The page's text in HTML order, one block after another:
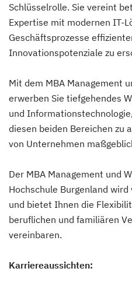
Schlüsselrolle. Sie vereint
Expertise mit modernen IT-
Geschäftsprozesse
Innovationspotenziale zu
Mit dem MBA Management
erwerben Sie tiefgehendes
und
diesen beiden Bereichen zu
von Unternehmen
Der MBA Management und
Hochschule Burgenland
und bietet Ihnen die
beruflichen und familiären
vereinbaren.
Karriereaussichten: